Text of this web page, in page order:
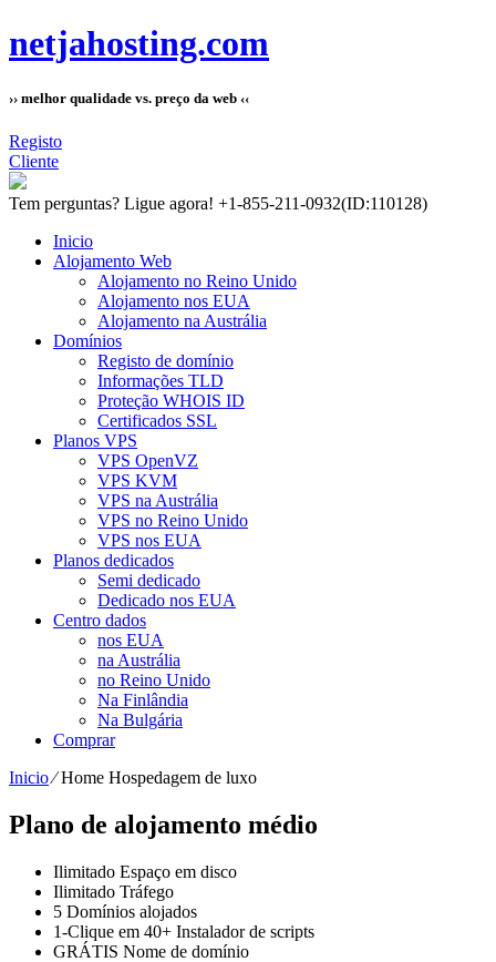
netjahosting.com
›› melhor qualidade vs. preço da web ‹‹
Registo
Cliente
Tem perguntas? Ligue agora! +1-855-211-0932(ID:110128)
Inicio
Alojamento Web
Alojamento no Reino Unido
Alojamento nos EUA
Alojamento na Austrália
Domínios
Registo de domínio
Informações TLD
Proteção WHOIS ID
Certificados SSL
Planos VPS
VPS OpenVZ
VPS KVM
VPS na Austrália
VPS no Reino Unido
VPS nos EUA
Planos dedicados
Semi dedicado
Dedicado nos EUA
Centro dados
nos EUA
na Austrália
no Reino Unido
Na Finlândia
Na Bulgária
Comprar
Inicio⁄Home Hospedagem de luxo
Plano de alojamento médio
Ilimitado Espaço em disco
Ilimitado Tráfego
5 Domínios alojados
1-Clique em 40+ Instalador de scripts
GRÁTIS Nome de domínio